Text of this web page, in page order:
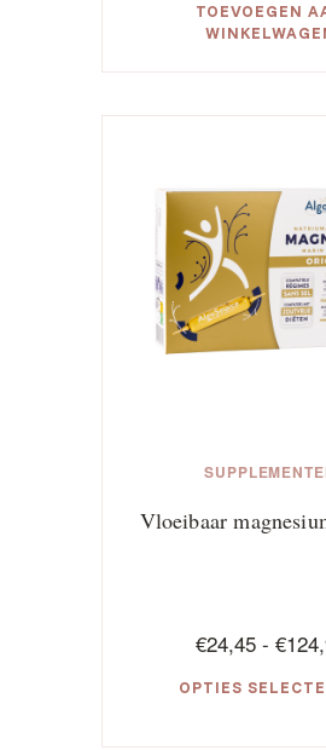
TOEVOEGEN
Vloeibaar
€24,45 - €
OPTIES
Dit